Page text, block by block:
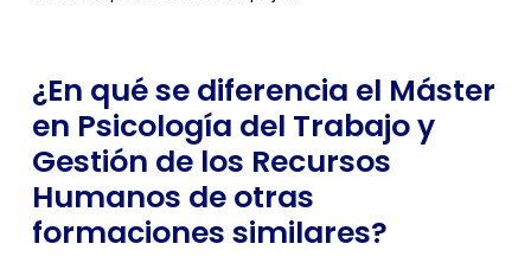
¿En qué se diferencia el Máster
en Psicología del Trabajo y
Gestión de los Recursos
Humanos de otras
formaciones similares?